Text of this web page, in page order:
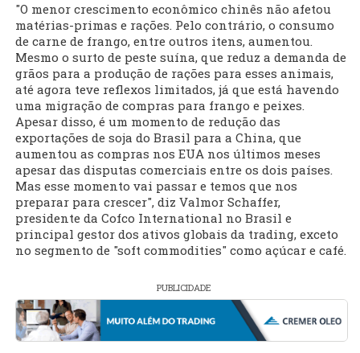
"O menor crescimento econômico chinês não afetou
matérias-primas e rações. Pelo contrário, o consumo
de carne de frango, entre outros itens, aumentou.
Mesmo o surto de peste suína, que reduz a demanda de
grãos para a produção de rações para esses animais,
até agora teve reflexos limitados, já que está havendo
uma migração de compras para frango e peixes.
Apesar disso, é um momento de redução das
exportações de soja do Brasil para a China, que
aumentou as compras nos EUA nos últimos meses
apesar das disputas comerciais entre os dois países.
Mas esse momento vai passar e temos que nos
preparar para crescer", diz Valmor Schaffer,
presidente da Cofco International no Brasil e
principal gestor dos ativos globais da trading, exceto
no segmento de "soft commodities" como açúcar e café.
PUBLICIDADE